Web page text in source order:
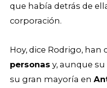
que había detrás de
corporación.
Hoy, dice Rodrigo, han
personas y, aunque
su gran mayoría en